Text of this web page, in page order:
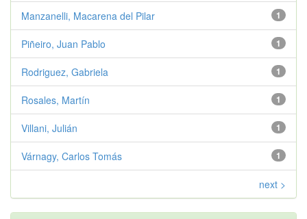
1
Manzanelli, Macarena del Pilar
1
Piñeiro, Juan Pablo
1
Rodriguez, Gabriela
1
Rosales, Martín
1
Villani, Julián
1
Várnagy, Carlos Tomás
next >